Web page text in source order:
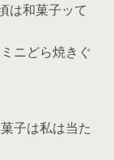
は和菓子ッて
ニどら焼きぐ
子は私は当た